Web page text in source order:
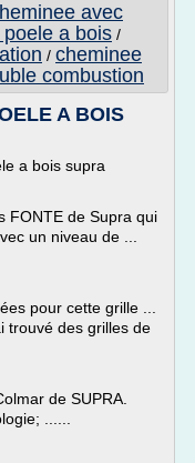
avec
a bois /
/ cheminee
combustion
A BOIS
a bois supra
FONTE de Supra qui
un niveau de ...
pour cette grille ...
trouvé des grilles de
de SUPRA.
......